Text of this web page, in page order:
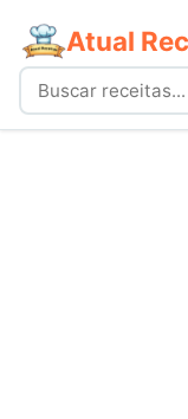
Atual
Buscar
por: